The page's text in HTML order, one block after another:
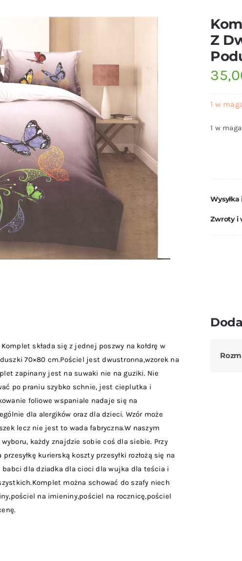
Z
1 w
1 w
Zwroty i
Komplet składa się z jednej poszwy na kołdrę w
70×80 cm.Pościel jest dwustronna,wzorek na
zapinany jest na suwaki nie na guziki. Nie
po praniu szybko schnie, jest cieplutka i
foliowe wspaniale nadaje się na
dla alergików oraz dla dzieci. Wzór może
lecz nie jest to wada fabryczna.W naszym
każdy znajdzie sobie coś dla siebie. Przy
kurierską koszty przesyłki rozłożą się na
dla dziadka dla cioci dla wujka dla teścia i
można schować do szafy niech
na imieniny,pościel na rocznicę,pościel